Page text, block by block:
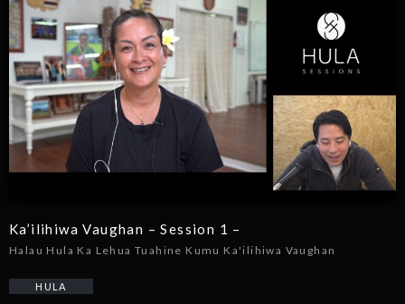
Ka’ilihiwa Vaughan – Session 1 –
Halau Hula Ka Lehua Tuahine Kumu Ka'ilihiwa Vaughan
HULA